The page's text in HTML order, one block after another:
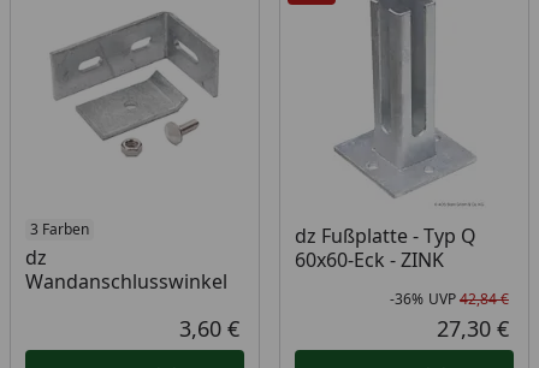
3 Farben
dz
Wandanschlusswinkel
Aktueller Preis
3,60 €
dz Fußplatte - Typ Q
60x60-Eck - ZINK
-36% UVP42,84 €
27,30 €